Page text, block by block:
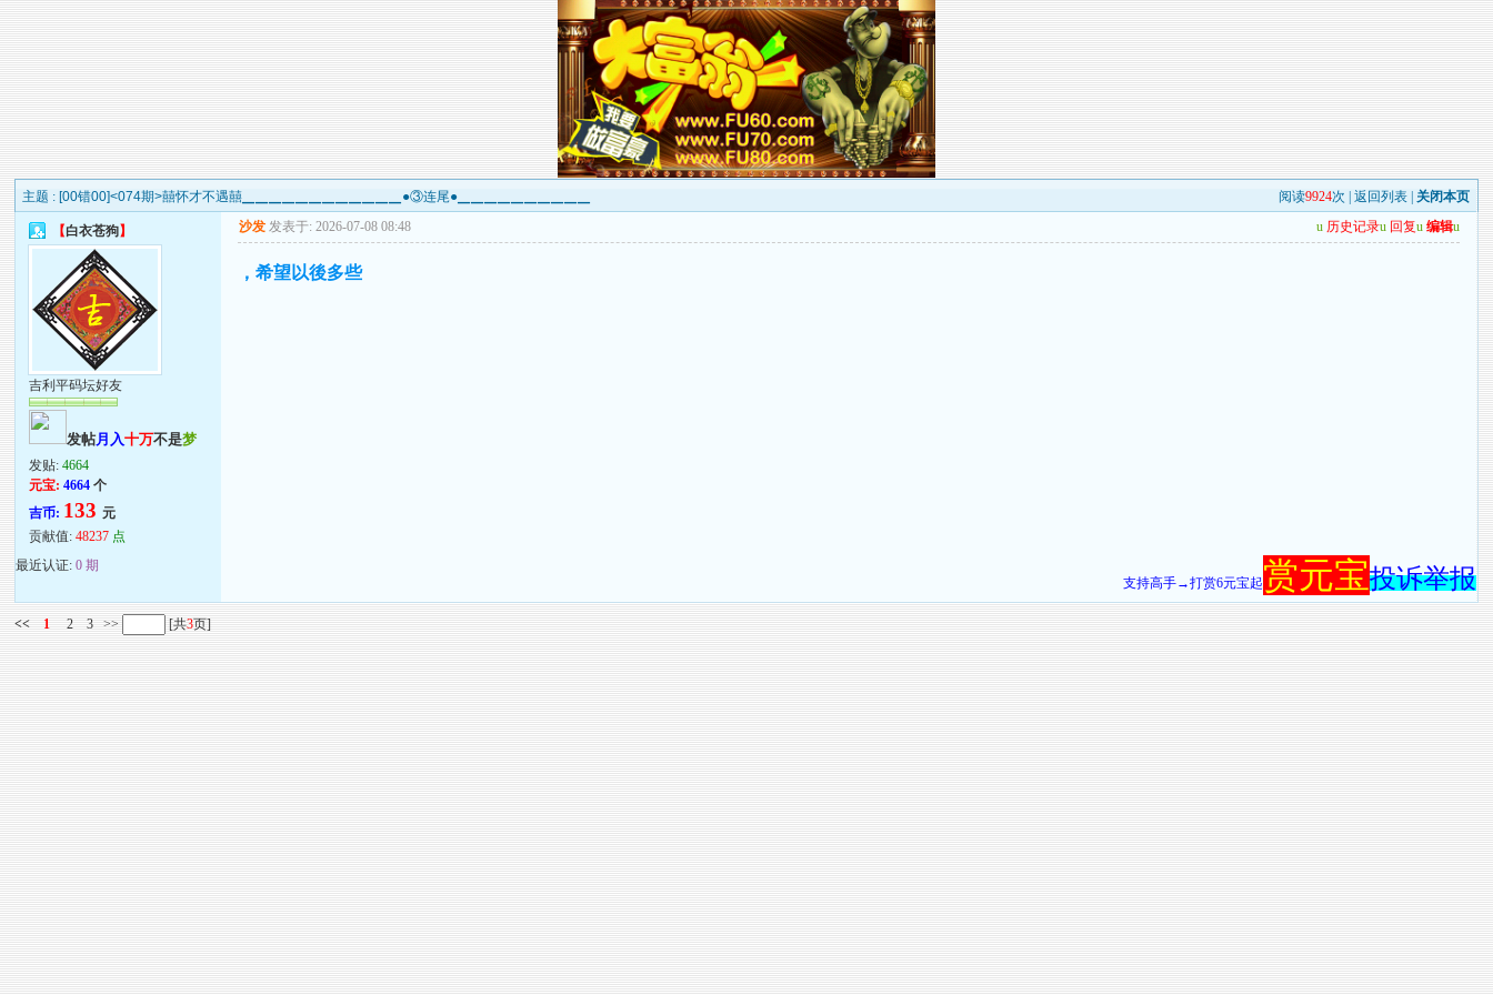
主题 : [00错00]<074期>囍怀才不遇囍▁▁▁▁▁▁▁▁▁▁▁▁●③连尾●▁▁▁▁▁▁▁▁▁▁ 阅读9924次 |返回列表 关闭本页
【白衣苍狗】
吉利平码坛好友
发帖月入十万不是梦
发贴:4664
元宝: 4664个
吉币: 133元
贡献值:48237 点
最近认证:0 期
沙发 发表于: 2026-07-08 08:48 u 历史记录u 回复u 编辑u
，希望以後多些
支持高手→打赏6元宝起赏元宝投诉举报
<< 1 2 3 >> [共3页]